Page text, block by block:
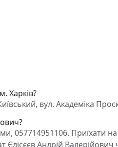
Харків?
вул. Академіка
057714951106. Приїхати на
Єлісєєв Андрій